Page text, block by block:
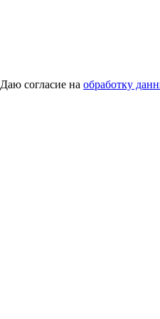
Даю согласие на обработку